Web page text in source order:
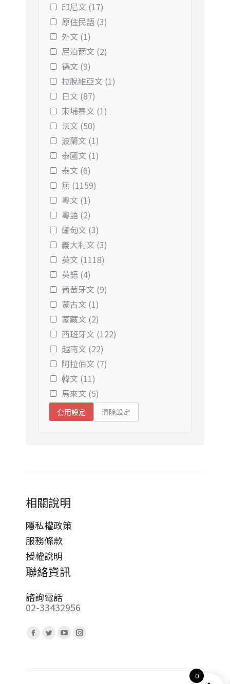
印尼文 (17)
原住民語 (3)
外文 (1)
尼泊爾文 (2)
德文 (9)
拉脫維亞文 (1)
日文 (87)
柬埔寨文 (1)
法文 (50)
波蘭文 (1)
泰國文 (1)
泰文 (6)
無 (1159)
粵文 (1)
粵語 (2)
緬甸文 (3)
義大利文 (3)
英文 (1118)
英語 (4)
葡萄牙文 (9)
蒙古文 (1)
蒙藏文 (2)
西班牙文 (122)
越南文 (22)
阿拉伯文 (7)
韓文 (11)
馬來文 (5)
套用設定 清除設定
相關說明
隱私權政策
服務條款
授權說明
聯絡資訊
諮詢電話
02-33432956
Facebook
opens
Twitter
opens
YouTube
opens
Instagram
opens
0